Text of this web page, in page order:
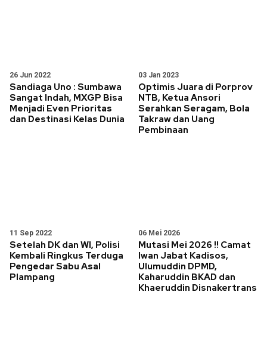
26 Jun 2022
Sandiaga Uno : Sumbawa
Sangat Indah, MXGP Bisa
Menjadi Even Prioritas
dan Destinasi Kelas Dunia
03 Jan 2023
Optimis Juara di Porprov
NTB, Ketua Ansori
Serahkan Seragam, Bola
Takraw dan Uang
Pembinaan
11 Sep 2022
Setelah DK dan WI, Polisi
Kembali Ringkus Terduga
Pengedar Sabu Asal
Plampang
06 Mei 2026
Mutasi Mei 2026 !! Camat
Iwan Jabat Kadisos,
Ulumuddin DPMD,
Kaharuddin BKAD dan
Khaeruddin Disnakertrans